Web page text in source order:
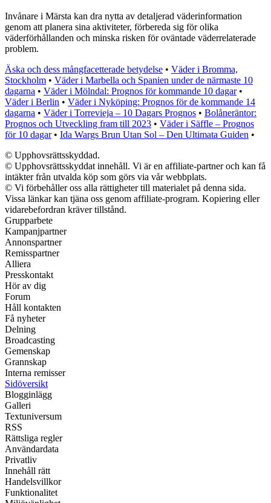
Invånare i Märsta kan dra nytta av detaljerad väderinformation
genom att planera sina aktiviteter, förbereda sig för olika
väderförhållanden och minska risken för oväntade väderrelaterade
problem.
Äska och dess mångfacetterade betydelse • Väder i Bromma,
Stockholm • Väder i Marbella och Spanien under de närmaste 10
dagarna • Väder i Mölndal: Prognos för kommande 10 dagar•
Väder i Berlin • Väder i Nyköping: Prognos för de kommande 14
dagarna • Väder i Torrevieja – 10 Dagars Prognos • Bolåneräntor:
Prognos och Utveckling fram till 2023 • Väder i Säffle – Prognos
för 10 dagar• Ida Wargs Brun Utan Sol – Den Ultimata Guiden •
© Upphovsrättsskyddad.
© Upphovsrättsskyddat innehåll. Vi är en affiliate-partner och kan få
intäkter från utvalda köp som görs via vår webbplats.
© Vi förbehåller oss alla rättigheter till materialet på denna sida.
Vissa länkar kan tjäna oss genom affiliate-program. Kopiering eller
vidarebefordran kräver tillstånd.
Grupparbete
Kampanjpartner
Annonspartner
Remisspartner
Alliera
Presskontakt
Hör av dig
Forum
Håll kontakten
Få nyheter
Delning
Broadcasting
Gemenskap
Grannskap
Interna remisser
Sidöversikt
Blogginlägg
Galleri
Textuniversum
RSS
Rättsliga regler
Användardata
Privatliv
Innehåll rätt
Handelsvillkor
Funktionalitet